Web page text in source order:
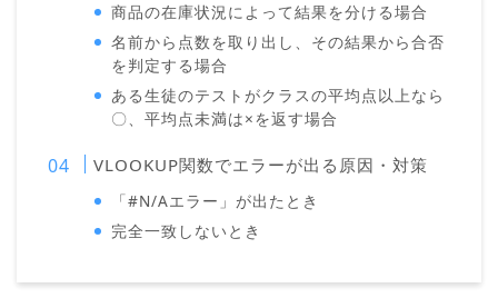
商品の在庫状況によって結果を分ける場合
名前から点数を取り出し、その結果から合否
を判定する場合
ある生徒のテストがクラスの平均点以上なら
〇、平均点未満は×を返す場合
VLOOKUP関数でエラーが出る原因・対策
「#N/Aエラー」が出たとき
完全一致しないとき